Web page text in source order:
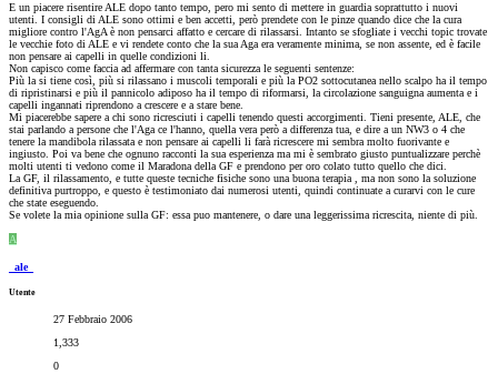
E un piacere risentire ALE dopo tanto tempo, pero mi sento di mettere in guardia soprattutto i nuovi
utenti. I consigli di ALE sono ottimi e ben accetti, però prendete con le pinze quando dice che la cura
migliore contro l'AgA è non pensarci affatto e cercare di rilassarsi. Intanto se sfogliate i vecchi topic trovate
le vecchie foto di ALE e vi rendete conto che la sua Aga era veramente minima, se non assente, ed è facile
non pensare ai capelli in quelle condizioni li.
Non capisco come faccia ad affermare con tanta sicurezza le seguenti sentenze:
Più la si tiene così, più si rilassano i muscoli temporali e più la PO2 sottocutanea nello scalpo ha il tempo
di ripristinarsi e più il pannicolo adiposo ha il tempo di riformarsi, la circolazione sanguigna aumenta e i
capelli ingannati riprendono a crescere e a stare bene.
Mi piacerebbe sapere a chi sono ricresciuti i capelli tenendo questi accorgimenti. Tieni presente, ALE, che
stai parlando a persone che l'Aga ce l'hanno, quella vera però a differenza tua, e dire a un NW3 o 4 che
tenere la mandibola rilassata e non pensare ai capelli li farà ricrescere mi sembra molto fuorivante e
ingiusto. Poi va bene che ognuno racconti la sua esperienza ma mi è sembrato giusto puntualizzare perchè
molti utenti ti vedono come il Maradona della GF e prendono per oro colato tutto quello che dici.
La GF, il rilassamento, e tutte queste tecniche fisiche sono una buona terapia , ma non sono la soluzione
definitiva purtroppo, e questo è testimoniato dai numerosi utenti, quindi continuate a curarvi con le cure
che state eseguendo.
Se volete la mia opinione sulla GF: essa puo mantenere, o dare una leggerissima ricrescita, niente di più.
A
_ale_
Utente
27 Febbraio 2006
1,333
0